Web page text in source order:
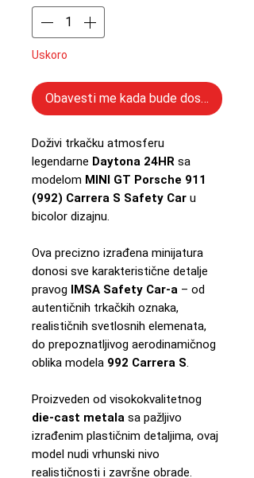
Uskoro
Obavesti me kada bude dostupno
Doživi trkačku atmosferu
legendarne Daytona 24HR sa
modelom MINI GT Porsche 911
(992) Carrera S Safety Car u
bicolor dizajnu.
Ova precizno izrađena minijatura
donosi sve karakteristične detalje
pravog IMSA Safety Car-a – od
autentičnih trkačkih oznaka,
realističnih svetlosnih elemenata,
do prepoznatljivog aerodinamičnog
oblika modela 992 Carrera S.
Proizveden od visokokvalitetnog
die-cast metala sa pažljivo
izrađenim plastičnim detaljima, ovaj
model nudi vrhunski nivo
realističnosti i završne obrade.